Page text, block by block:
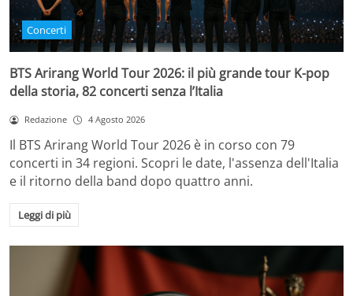
Concerti
BTS Arirang World Tour 2026: il più grande tour K-pop
della storia, 82 concerti senza l’Italia
Redazione 4 Agosto 2026
Il BTS Arirang World Tour 2026 è in corso con 79
concerti in 34 regioni. Scopri le date, l'assenza dell'Italia
e il ritorno della band dopo quattro anni.
Leggi di più